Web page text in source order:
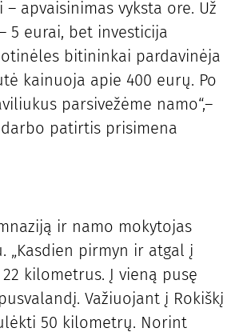
apvaisinimas vyksta ore. Už
5 eurai, bet investicija
bitininkai pardavinėja
kainuoja apie 400 eurų. Po
parsivežėme namo“,–
patirtis prisimena
ir namo mokytojas
„Kasdien pirmyn ir atgal į
kilometrus. Į vieną pusę
Važiuojant į Rokiškį
50 kilometrų. Norint